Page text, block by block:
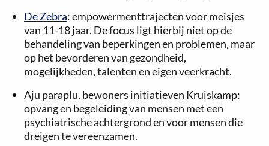
De Zebra: empowermenttrajecten voor meisjes
van 11-18 jaar. De focus ligt hierbij niet op de
behandeling van beperkingen en problemen, maar
op het bevorderen van gezondheid,
mogelijkheden, talenten en eigen veerkracht.
Aju paraplu, bewoners initiatieven Kruiskamp:
opvang en begeleiding van mensen met een
psychiatrische achtergrond en voor mensen die
dreigen te vereenzamen.